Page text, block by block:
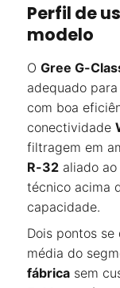
Perfil de
modelo
O Gree G-
adequado
com boa
conectividade
filtragem em
R-32 aliado
técnico acima
capacidade.
Dois pontos
média do
fábrica sem